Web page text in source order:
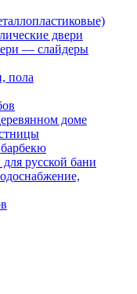
двери
— слайдеры
пола
доме
русской бани